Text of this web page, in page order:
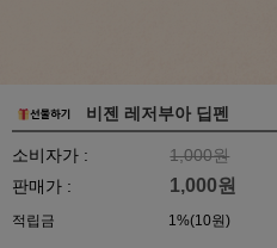
비젠 레저부아 딥펜
소비자가 :
1,000원
판매가 :
1,000원
적립금 1%(10원)